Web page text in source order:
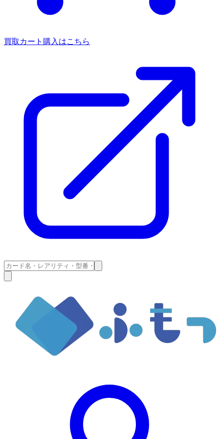
買取カート 購入はこちら